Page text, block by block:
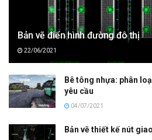
Bản vẽ điển hình đường đô thị
22/06/2021
Bê tông nhựa: phân
yêu cầu
04/07/2021
Bản vẽ thiết kế nút